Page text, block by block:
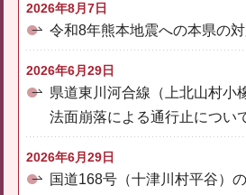
2026年8月7日
令和8年熊本地震への本県の
2026年6月29日
県道東川河合線（上北山村小
法面崩落による通行止につい
2026年6月29日
国道168号（十津川村平谷）